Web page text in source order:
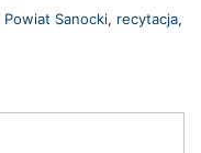
Powiat Sanocki, recytacja,